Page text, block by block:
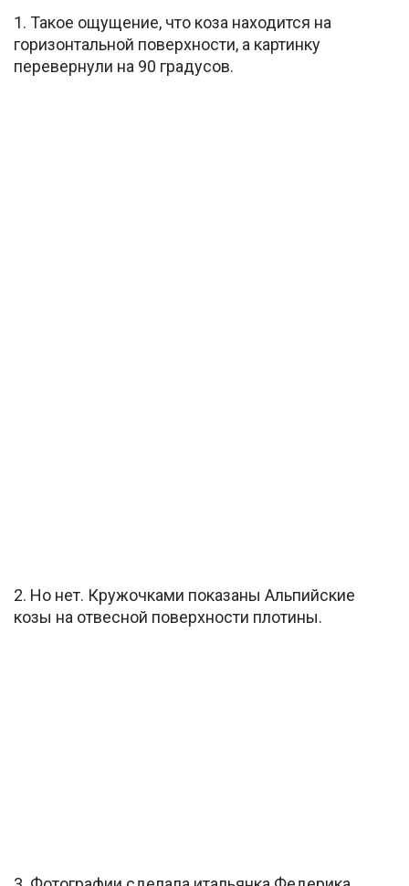
1. Такое ощущение, что коза находится на
горизонтальной поверхности, а картинку
перевернули на 90 градусов.
2. Но нет. Кружочками показаны Альпийские
козы на отвесной поверхности плотины.